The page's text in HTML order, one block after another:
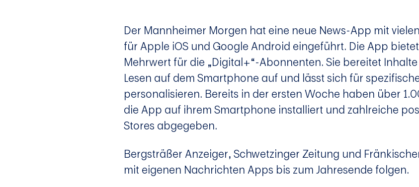
Der Mannheimer Morgen hat eine neue News-App mit
für Apple iOS und Google Android eingeführt. Die App
Mehrwert für die „Digital+“-Abonnenten. Sie bereitet
Lesen auf dem Smartphone auf und lässt sich für
personalisieren. Bereits in der ersten Woche haben über
die App auf ihrem Smartphone installiert und zahlreiche
Stores abgegeben.
Bergsträßer Anzeiger, Schwetzinger Zeitung und
mit eigenen Nachrichten Apps bis zum Jahresende folgen.